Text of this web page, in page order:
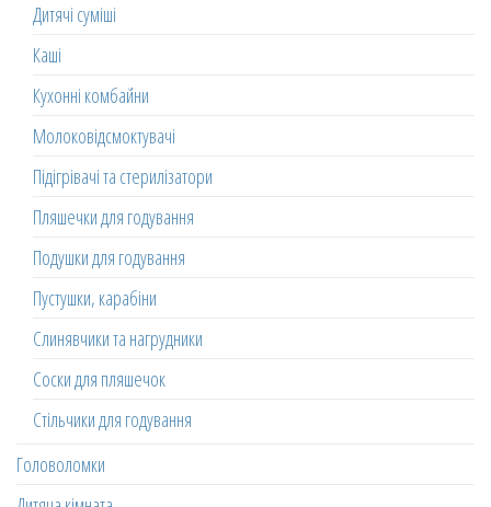
Дитячі суміші
Каші
Кухонні комбайни
Молоковідсмоктувачі
Підігрівачі та стерилізатори
Пляшечки для годування
Подушки для годування
Пустушки, карабіни
Слинявчики та нагрудники
Соски для пляшечок
Стільчики для годування
Головоломки